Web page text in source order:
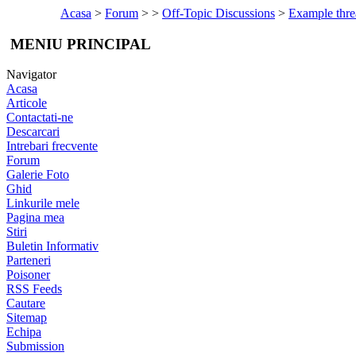
Acasa > Forum > > Off-Topic Discussions > Example
MENIU PRINCIPAL
Navigator
Acasa
Articole
Contactati-ne
Descarcari
Intrebari frecvente
Forum
Galerie Foto
Ghid
Linkurile mele
Pagina mea
Stiri
Buletin Informativ
Parteneri
Poisoner
RSS Feeds
Cautare
Sitemap
Echipa
Submission